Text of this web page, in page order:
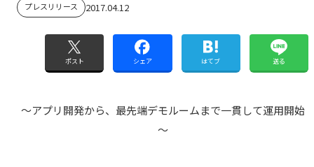
プレスリリース 2017.04.12
ポスト シェア はてブ 送る
～アプリ開発から、最先端デモルームまで一貫して運用開始
～